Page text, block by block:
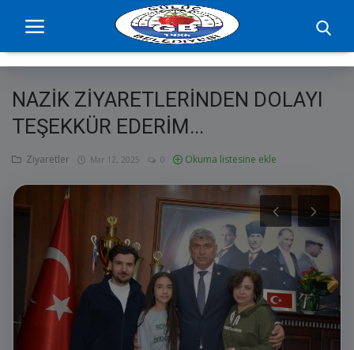
Başkan
Yönetim
Hizmetler
Duyurular
Etkinlikler
NAZİK ZİYARETLERİNDEN DOLAYI
TEŞEKKÜR EDERİM...
Ziyaretler Mar 12, 2025 0 Okuma listesine ekle